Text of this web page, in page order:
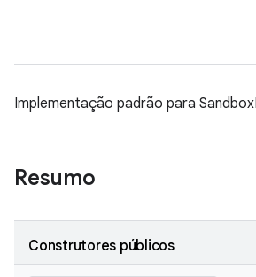
Implementação padrão para
Resumo
Construtores públicos